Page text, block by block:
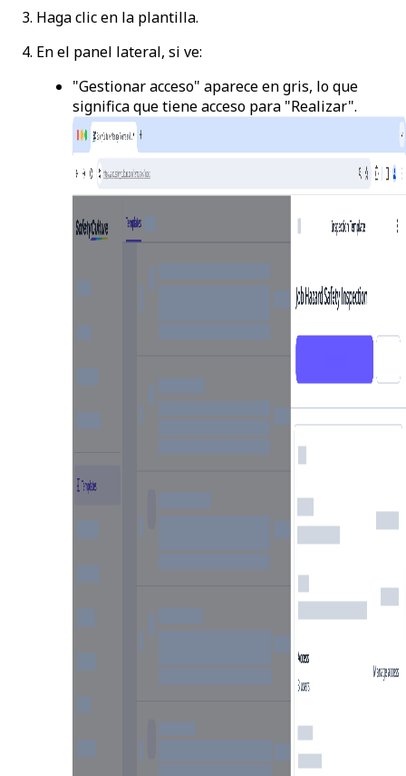
Haga clic en la plantilla.
En el panel lateral, si ve:
"Gestionar acceso" aparece en gris, lo que
significa que tiene acceso para "Realizar".